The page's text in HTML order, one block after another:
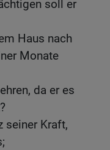
soll er
Haus nach
Monate
da er es
seiner Kraft,